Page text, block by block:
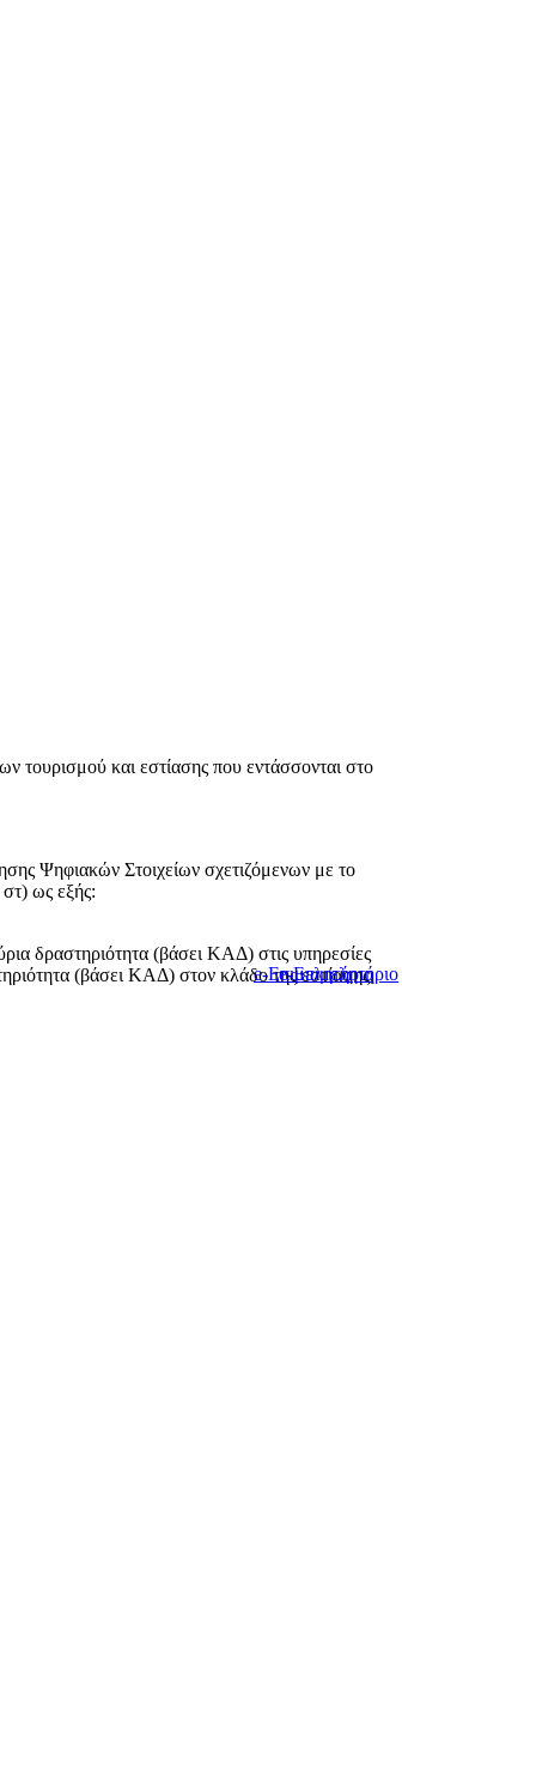
e-Επιμελητήριο
e-Επιμελητήριο
και εστίασης που εντάσσονται στο
Ψηφιακών Στοιχείων σχετιζόμενων με το
ως εξής:
δραστηριότητα (βάσει ΚΑΔ) στις υπηρεσίες
(βάσει ΚΑΔ) στον κλάδο της εστίασης,